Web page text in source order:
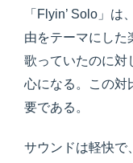
「Flyin’ Solo」
由をテーマにした
歌っていたのに対
心になる。この対
要である。
サウンドは軽快で